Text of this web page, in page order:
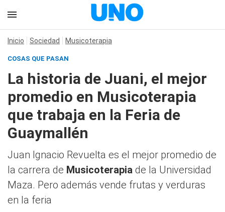
Inicio Sociedad Musicoterapia
COSAS QUE PASAN
La historia de Juani, el mejor
promedio en Musicoterapia
que trabaja en la Feria de
Guaymallén
Juan Ignacio Revuelta es el mejor promedio de
la carrera de Musicoterapia de la Universidad
Maza. Pero además vende frutas y verduras
en la feria